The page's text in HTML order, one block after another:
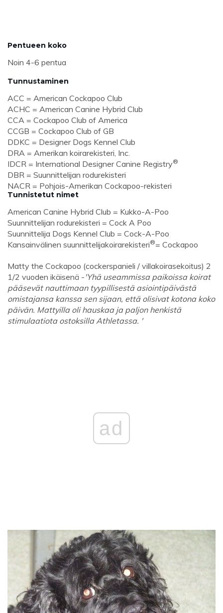
Pentueen koko
Noin 4-6 pentua
Tunnustaminen
ACC = American Cockapoo Club
ACHC = American Canine Hybrid Club
CCA = Cockapoo Club of America
CCGB = Cockapoo Club of GB
DDKC = Designer Dogs Kennel Club
DRA = Amerikan koirarekisteri, Inc.
IDCR = International Designer Canine Registry®
DBR = Suunnittelijan rodurekisteri
NACR = Pohjois-Amerikan Cockapoo-rekisteri
Tunnistetut nimet
American Canine Hybrid Club = Kukko-A-Poo
Suunnittelijan rodurekisteri = Cock A Poo
Suunnittelija Dogs Kennel Club = Cock-A-Poo
Kansainvälinen suunnittelijakoirarekisteri®= Cockapoo
Matty the Cockapoo (cockerspanieli / villakoirasekoitus) 2
1/2 vuoden ikäisenä - 'Yhä useammissa paikoissa koirat
pääsevät nauttimaan tyypillisestä asiointipäivästä
omistajansa kanssa sen sijaan, että olisivat kotona koko
päivän. Mattyilla oli hauskaa ja paljon henkistä
stimulaatiota ostoksilla Athletassa. '
ad